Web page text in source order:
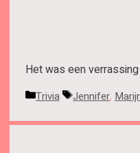
Het was een
Categorieën
Trivia Tags
Jennifer,